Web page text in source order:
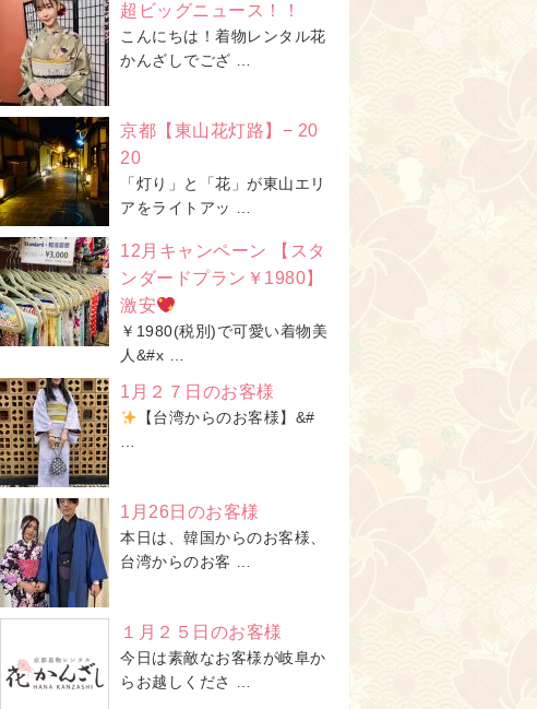
超ビッグニュース！！
こんにちは！着物レンタル花
かんざしでござ …
京都【東山花灯路】− 20
20
「灯り」と「花」が東山エリ
アをライトアッ …
12月キャンペーン 【スタ
ンダードプラン￥1980】
激安
￥1980(税別)で可愛い着物美
人&#x …
1月２７日のお客様
【台湾からのお客様】&#
…
1月26日のお客様
本日は、韓国からのお客様、
台湾からのお客 …
１月２５日のお客様
今日は素敵なお客様が岐阜か
らお越しくださ …